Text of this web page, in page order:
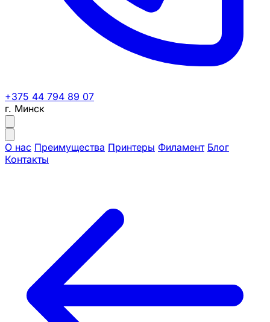
+375 44 794 89 07
г. Минск
О нас Преимущества Принтеры Филамент Блог
Контакты